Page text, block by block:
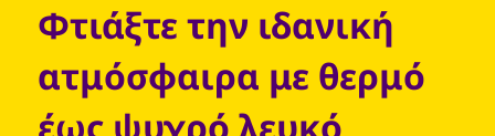
Φτιάξτε την ιδανική
ατμόσφαιρα με θερμό